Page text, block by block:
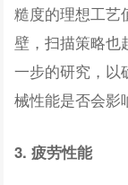
糙度的理想工艺
壁，扫描策略也
一步的研究，以
械性能是否会影
3. 疲劳性能